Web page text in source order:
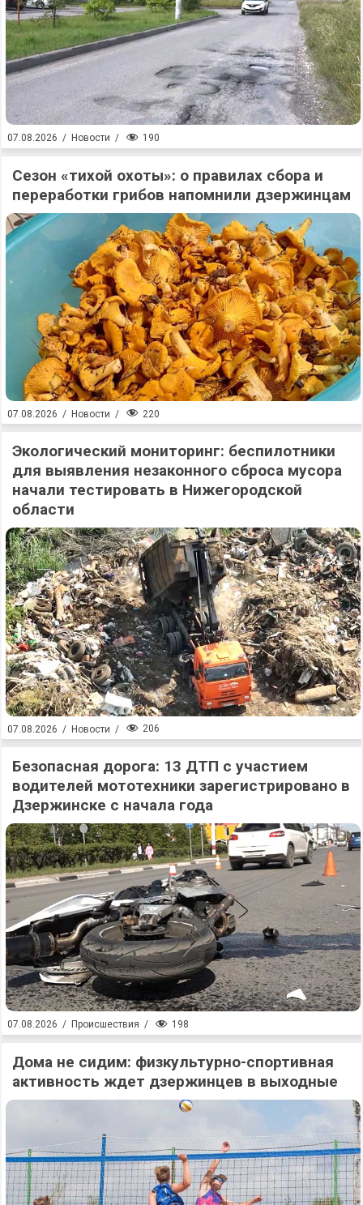
07.08.2026 / Новости / 190
Сезон «тихой охоты»: о правилах сбора и
переработки грибов напомнили дзержинцам
07.08.2026 / Новости / 220
Экологический мониторинг: беспилотники
для выявления незаконного сброса мусора
начали тестировать в Нижегородской
области
07.08.2026 / Новости / 206
Безопасная дорога: 13 ДТП с участием
водителей мототехники зарегистрировано в
Дзержинске с начала года
07.08.2026 / Происшествия / 198
Дома не сидим: физкультурно-спортивная
активность ждет дзержинцев в выходные